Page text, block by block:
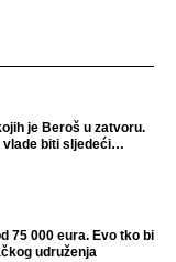
je Beroš u zatvoru.
vlade biti sljedeći
75 000 eura. Evo tko bi
udruženja